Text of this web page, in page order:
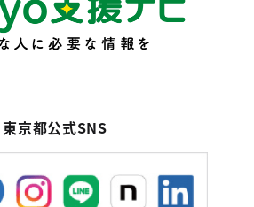
東京都公式SNS